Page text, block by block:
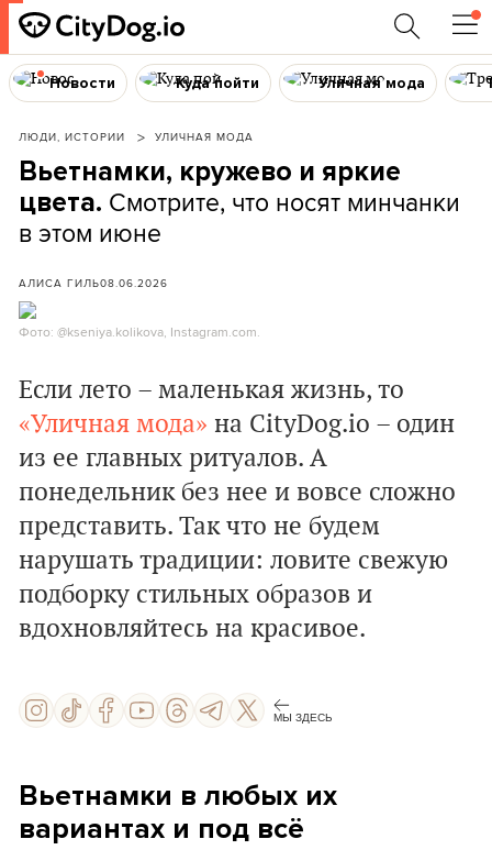
Новости Куда пойти Уличная мода
ЛЮДИ, ИСТОРИИ УЛИЧНАЯ МОДА
Вьетнамки, кружево и яркие
цвета. Смотрите, что носят минчанки
в этом июне
АЛИСА ГИЛЬ08.06.2026
Фото: @kseniya.kolikova, Instagram.com.
Если лето – маленькая жизнь, то
«Уличная мода» на СityDog.io – один
из ее главных ритуалов. А
понедельник без нее и вовсе сложно
представить. Так что не будем
нарушать традиции: ловите свежую
подборку стильных образов и
вдохновляйтесь на красивое.
МЫ ЗДЕСЬ
Вьетнамки в любых их
вариантах и под всё